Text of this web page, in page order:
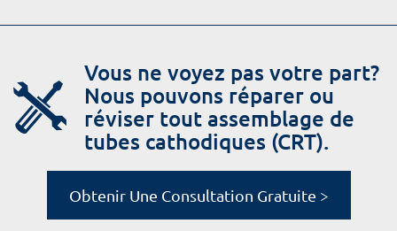
Vous ne voyez pas votre part?
Nous pouvons réparer ou
réviser tout assemblage de
tubes cathodiques (CRT).
Obtenir Une Consultation Gratuite >